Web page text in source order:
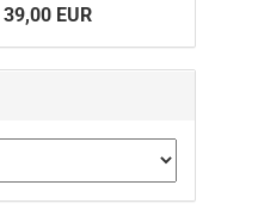
EUR